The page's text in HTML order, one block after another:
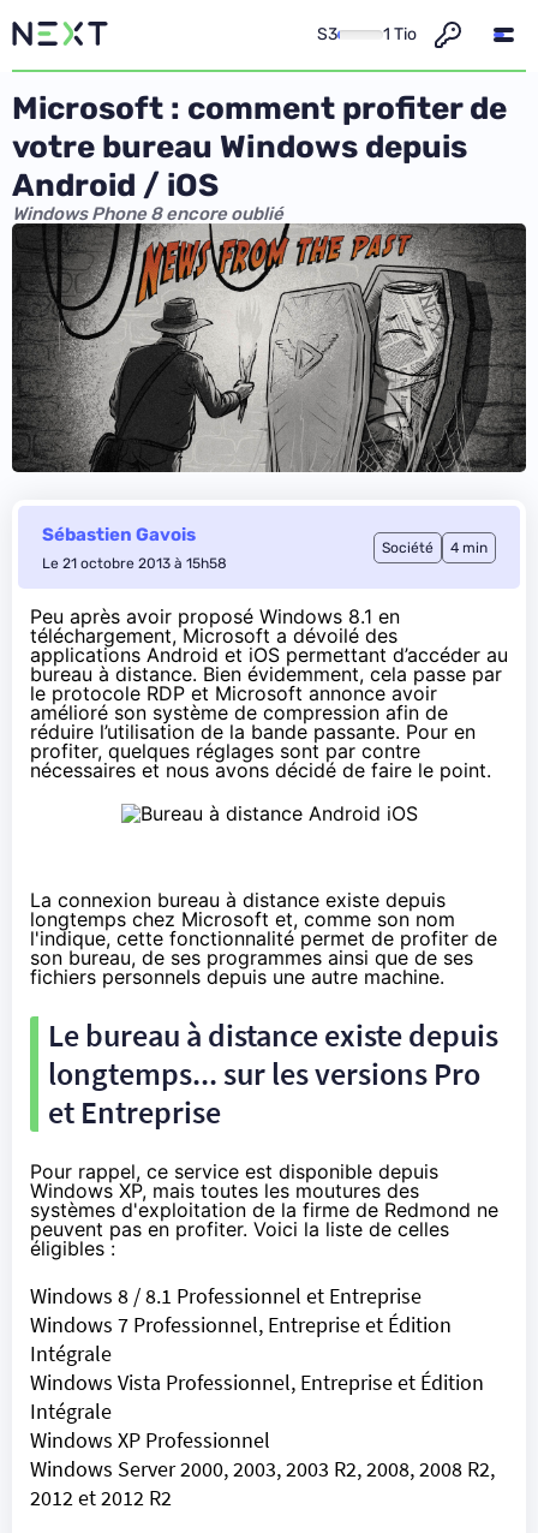
S3 1 Tio
Microsoft : comment profiter de
votre bureau Windows depuis
Android / iOS
Windows Phone 8 encore oublié
Sébastien Gavois
Le 21 octobre 2013 à 15h58
Société 4 min
Peu après avoir proposé Windows 8.1 en
téléchargement, Microsoft a dévoilé des
applications Android et iOS permettant d’accéder au
bureau à distance. Bien évidemment, cela passe par
le protocole RDP et Microsoft annonce avoir
amélioré son système de compression afin de
réduire l’utilisation de la bande passante. Pour en
profiter, quelques réglages sont par contre
nécessaires et nous avons décidé de faire le point.
La connexion bureau à distance existe depuis
longtemps chez Microsoft et, comme son nom
l'indique, cette fonctionnalité permet de profiter de
son bureau, de ses programmes ainsi que de ses
fichiers personnels depuis une autre machine.
Le bureau à distance existe depuis
longtemps... sur les versions Pro
et Entreprise
Pour rappel, ce service est disponible depuis
Windows XP, mais toutes les moutures des
systèmes d'exploitation de la firme de Redmond ne
peuvent pas en profiter. Voici la liste de celles
éligibles :
Windows 8 / 8.1 Professionnel et Entreprise
Windows 7 Professionnel, Entreprise et Édition
Intégrale
Windows Vista Professionnel, Entreprise et Édition
Intégrale
Windows XP Professionnel
Windows Server 2000, 2003, 2003 R2, 2008, 2008 R2,
2012 et 2012 R2